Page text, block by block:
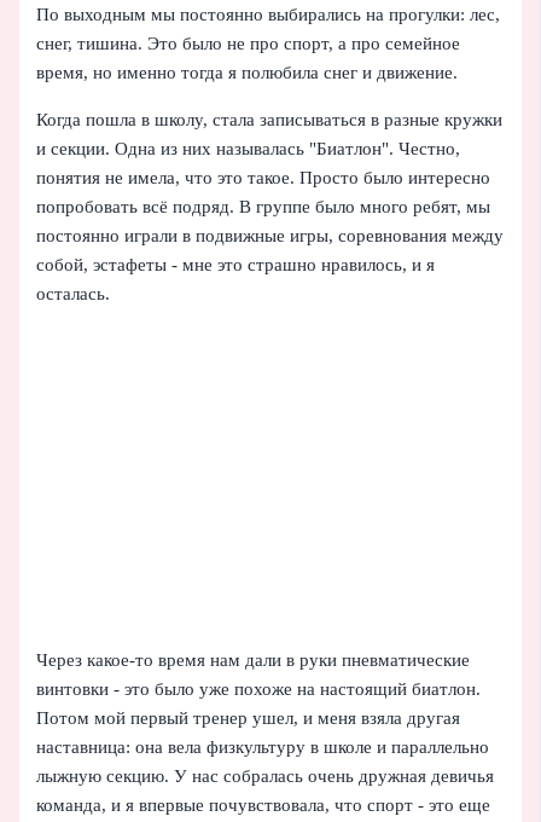
По выходным мы постоянно выбирались на прогулки: лес,
снег, тишина. Это было не про спорт, а про семейное
время, но именно тогда я полюбила снег и движение.
Когда пошла в школу, стала записываться в разные кружки
и секции. Одна из них называлась "Биатлон". Честно,
понятия не имела, что это такое. Просто было интересно
попробовать всё подряд. В группе было много ребят, мы
постоянно играли в подвижные игры, соревнования между
собой, эстафеты - мне это страшно нравилось, и я
осталась.
Через какое‑то время нам дали в руки пневматические
винтовки - это было уже похоже на настоящий биатлон.
Потом мой первый тренер ушел, и меня взяла другая
наставница: она вела физкультуру в школе и параллельно
лыжную секцию. У нас собралась очень дружная девичья
команда, и я впервые почувствовала, что спорт - это еще